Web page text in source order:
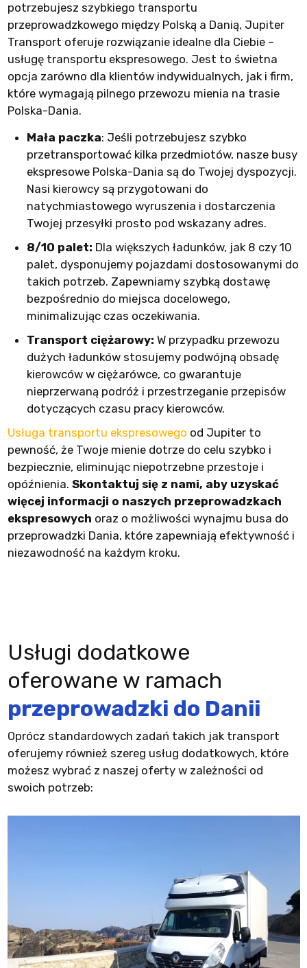
potrzebujesz szybkiego transportu
przeprowadzkowego między Polską a Danią, Jupiter
Transport oferuje rozwiązanie idealne dla Ciebie –
usługę transportu ekspresowego. Jest to świetna
opcja zarówno dla klientów indywidualnych, jak i firm,
które wymagają pilnego przewozu mienia na trasie
Polska-Dania.
Mała paczka: Jeśli potrzebujesz szybko
przetransportować kilka przedmiotów, nasze busy
ekspresowe Polska-Dania są do Twojej dyspozycji.
Nasi kierowcy są przygotowani do
natychmiastowego wyruszenia i dostarczenia
Twojej przesyłki prosto pod wskazany adres.
8/10 palet: Dla większych ładunków, jak 8 czy 10
palet, dysponujemy pojazdami dostosowanymi do
takich potrzeb. Zapewniamy szybką dostawę
bezpośrednio do miejsca docelowego,
minimalizując czas oczekiwania.
Transport ciężarowy: W przypadku przewozu
dużych ładunków stosujemy podwójną obsadę
kierowców w ciężarówce, co gwarantuje
nieprzerwaną podróż i przestrzeganie przepisów
dotyczących czasu pracy kierowców.
Usługa transportu ekspresowego od Jupiter to
pewność, że Twoje mienie dotrze do celu szybko i
bezpiecznie, eliminując niepotrzebne przestoje i
opóźnienia. Skontaktuj się z nami, aby uzyskać
więcej informacji o naszych przeprowadzkach
ekspresowych oraz o możliwości wynajmu busa do
przeprowadzki Dania, które zapewniają efektywność i
niezawodność na każdym kroku.
Usługi dodatkowe
oferowane w ramach
przeprowadzki do Danii
Oprócz standardowych zadań takich jak transport
oferujemy również szereg usług dodatkowych, które
możesz wybrać z naszej oferty w zależności od
swoich potrzeb: